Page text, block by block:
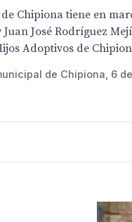
Chipiona tiene en
José Rodríguez
Adoptivos de
de Chipiona, 6